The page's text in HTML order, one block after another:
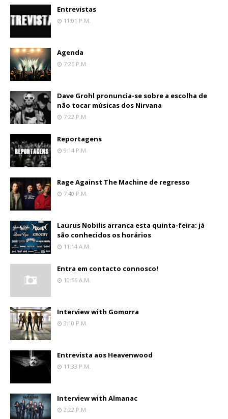
Entrevistas
11:01 P.m.
Agenda
7:26 P.m.
Dave Grohl pronuncia-se sobre a escolha de
não tocar músicas dos Nirvana
7:22 P.m.
Reportagens
9:14 P.m.
Rage Against The Machine de regresso
7:40 P.m.
Laurus Nobilis arranca esta quinta-feira: já
são conhecidos os horários
11:14 A.m.
Entra em contacto connosco!
10:56 A.m.
Interview with Gomorra
3:10 P.m.
Entrevista aos Heavenwood
11:33 P.m.
Interview with Almanac
2:22 P.m.